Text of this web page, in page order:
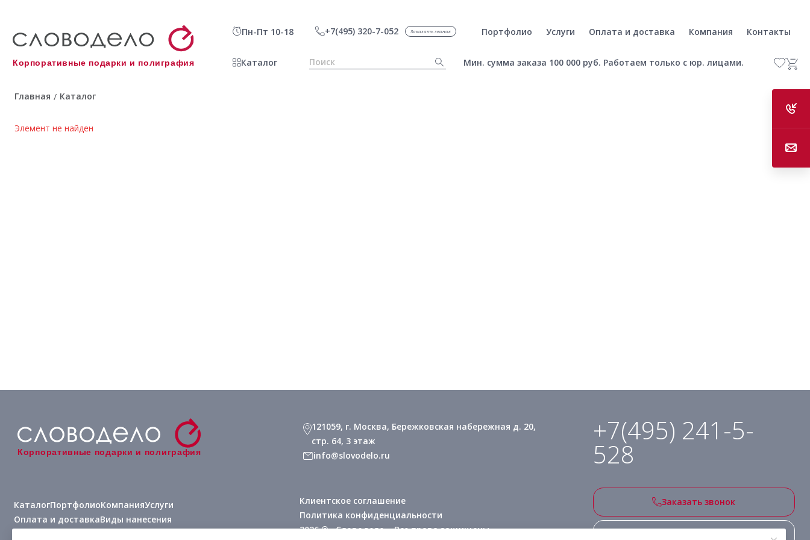
Корпоративные подарки и полиграфия
Пн-Пт 10-18 +7(495) 320-7-052 Заказать звонок Портфолио Услуги Оплата и доставка Компания Контакты
Каталог Мин. сумма заказа 100 000 руб. Работаем только с юр. лицами.
Главная / Каталог
Элемент не найден
Корпоративные подарки и полиграфия
КаталогПортфолиоКомпанияУслуги
Оплата и доставкаВиды нанесения
121059, г. Москва, Бережковская набережная д. 20,
стр. 64, 3 этаж
info@slovodelo.ru
+7(495) 241-5-
528
Заказать звонок
Клиентское соглашение
Политика конфиденциальности
2026 © «Словодело». Все права защищены